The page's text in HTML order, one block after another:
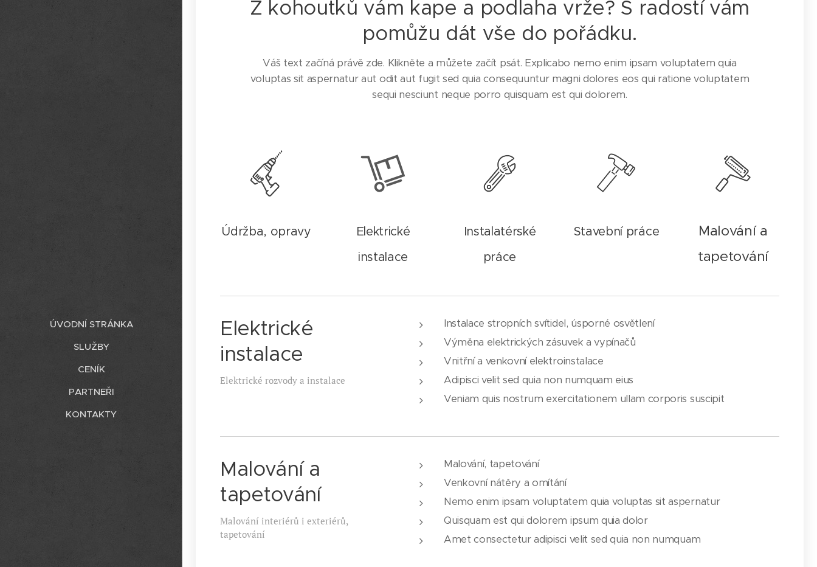
ÚVODNÍ STRÁNKA
SLUŽBY
CENÍK
PARTNEŘI
KONTAKTY
Z kohoutků vám kape a podlaha vrže? S radostí vám
pomůžu dát vše do pořádku.
Váš text začíná právě zde. Klikněte a můžete začít psát. Explicabo nemo enim ipsam voluptatem quia
voluptas sit aspernatur aut odit aut fugit sed quia consequuntur magni dolores eos qui ratione voluptatem
sequi nesciunt neque porro quisquam est qui dolorem.
Údržba, opravy
Elektrické
instalace
Instalatérské
práce
Stavební práce
Malování a
tapetování
Elektrické
instalace
Elektrické rozvody a instalace
Instalace stropních svítidel, úsporné osvětlení
Výměna elektrických zásuvek a vypínačů
Vnitřní a venkovní elektroinstalace
Adipisci velit sed quia non numquam eius
Veniam quis nostrum exercitationem ullam corporis suscipit
Malování a
tapetování
Malování interiérů i exteriérů,
tapetování
Malování, tapetování
Venkovní nátěry a omítání
Nemo enim ipsam voluptatem quia voluptas sit aspernatur
Quisquam est qui dolorem ipsum quia dolor
Amet consectetur adipisci velit sed quia non numquam